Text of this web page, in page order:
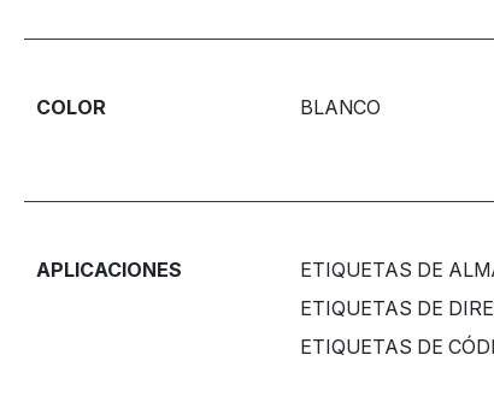
COLOR BLANCO
APLICACIONES
ETIQUETAS DE
ETIQUETAS DE
ETIQUETAS DE